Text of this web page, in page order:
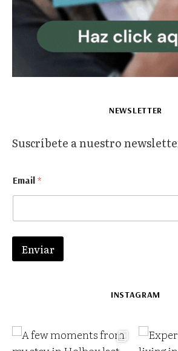
NEWSLETTER
Suscríbete a nuestro
*
*
Email *
Enviar
INSTAGRAM